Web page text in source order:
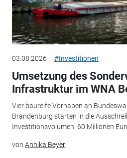
03.08.2026 #Investitionen
Umsetzung des
Infrastruktur im WNA
Vier baureife Vorhaben an
Brandenburg starten in die
Investitionsvolumen: 60 Millionen
von Annika Beyer